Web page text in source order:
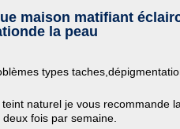
maison matifiant
la peau
types
naturel je vous recommande
fois par semaine.